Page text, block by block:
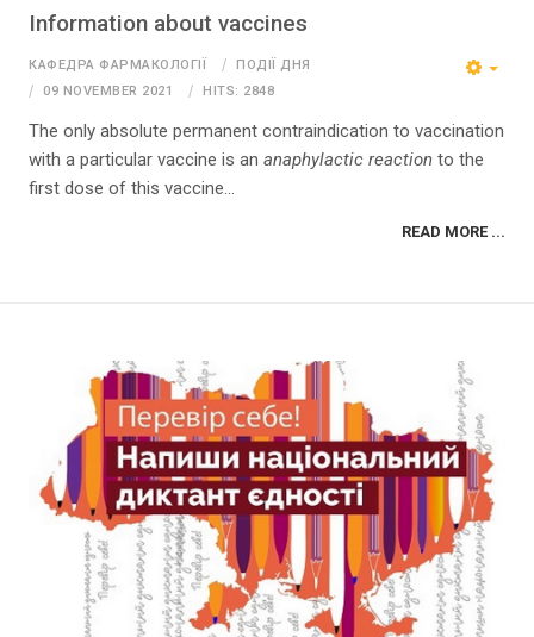
Information about vaccines
КАФЕДРА ФАРМАКОЛОГІЇ
ПОДІЇ ДНЯ
09 NOVEMBER 2021
HITS: 2848
The only absolute permanent contraindication to vaccination
with a particular vaccine is an anaphylactic reaction to the
first dose of this vaccine...
READ MORE ...